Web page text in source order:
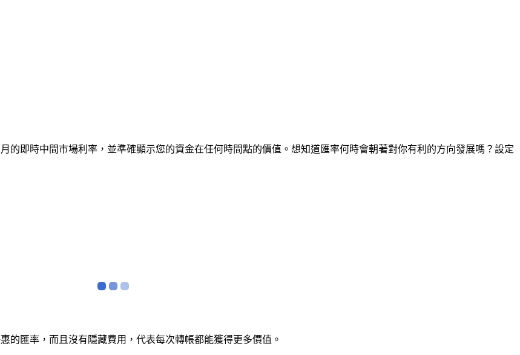
即時中間市場利率，並準確顯示您的資金在任何時間點的價值。想知道匯率何時會朝著對你有利的方向發展嗎？設定
匯率，而且沒有隱藏費用，代表每次轉帳都能獲得更多價值。